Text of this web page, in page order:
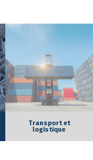
Transport et
logistique